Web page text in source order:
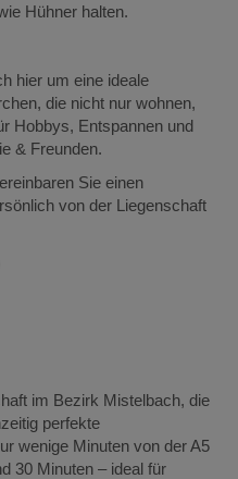
Hühner halten.
hier um eine ideale
die nicht nur wohnen,
Hobbys, Entspannen und
& Freunden.
Sie einen
von der Liegenschaft
im Bezirk Mistelbach, die
perfekte
wenige Minuten von der A5
30 Minuten – ideal für